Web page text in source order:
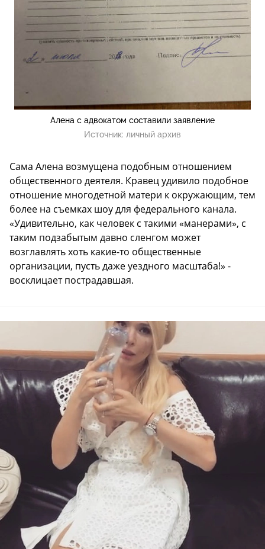
Алена с адвокатом составили заявление
Источник: личный архив
Сама Алена возмущена подобным отношением
общественного деятеля. Кравец удивило подобное
отношение многодетной матери к окружающим, тем
более на съемках шоу для федерального канала.
«Удивительно, как человек с такими «манерами», с
таким подзабытым давно сленгом может
возглавлять хоть какие-то общественные
организации, пусть даже уездного масштаба!» -
восклицает пострадавшая.